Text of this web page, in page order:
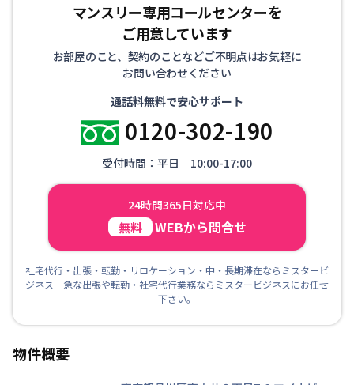
マンスリー専用コールセンターを
ご用意しています
お部屋のこと、契約のことなどご不明点はお気軽に
お問い合わせください
通話料無料で安心サポート
0120-302-190
受付時間：平日 10:00-17:00
24時間365日対応中
無料 WEBから問合せ
社宅代行・出張・転勤・リロケーション・中・長期滞在ならミスタービ
ジネス 急な出張や転勤・社宅代行業務ならミスタービジネスにお任せ
下さい。
物件概要